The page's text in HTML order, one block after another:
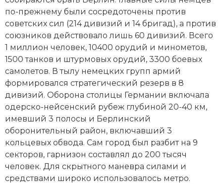
Новейшая история
Нумизматика
Образование
Общественные объединения и организации
Политическая история
Революции и народные движения
Религия и церковь
Россия
по-прежнему были сосредоточены против
советских сил (214 дивизий и 14 бригад), а против
союзников действовало лишь 60 дивизий. Всего
1 миллион человек, 10400 орудий и минометов,
1500 танков и штурмовых орудий, 3300 боевых
самолетов. В тылу немецких групп армий
формировался стратегический резерв в 8
дивизий. Оборона столицы Германии включала
одерско-нейсенский рубеж глубиной 20-40 км,
имевший 3 полосы и Берлинский
оборонительный район, включавший 3
кольцевых обвода. Сам город был разбит на 9
секторов, гарнизон составлял до 200 тысяч
человек. Для скрытного маневра силами и
средствами широко использовалось метро.